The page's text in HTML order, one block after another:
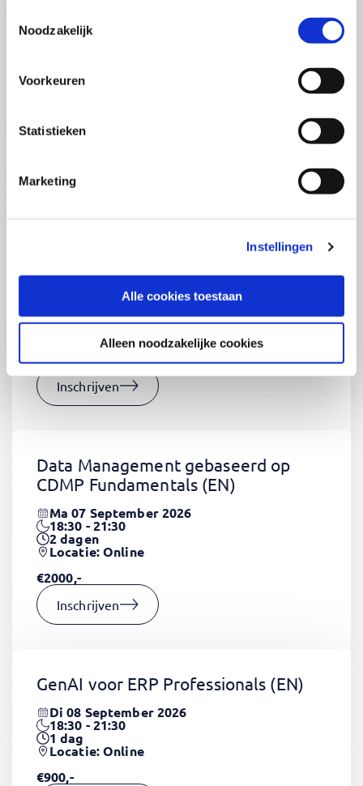
Noodzakelijk
Voorkeuren
Statistieken
Marketing
Instellingen
Alle cookies toestaan
Alleen noodzakelijke cookies
(EN)
Locatie: Online
Inschrijven
Do 03 September 2026
2dagen
€1320,-
Inschrijven
Data Management gebaseerd op
CDMP Fundamentals (EN)
Ma 07 September 2026
18:30 - 21:30
2dagen
Locatie: Online
€2000,-
Inschrijven
GenAI voor ERP Professionals (EN)
Di 08 September 2026
18:30 - 21:30
1dag
Locatie: Online
€900,-